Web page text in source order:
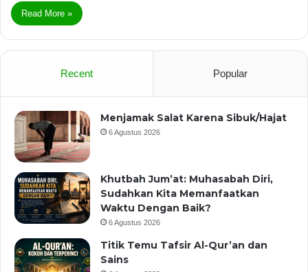
Read More »
Recent Popular
Menjamak Salat Karena Sibuk/Hajat
6 Agustus 2026
Khutbah Jum’at: Muhasabah Diri,
Sudahkan Kita Memanfaatkan
Waktu Dengan Baik?
6 Agustus 2026
Titik Temu Tafsir Al-Qur’an dan
Sains